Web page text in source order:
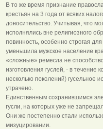
В то же время признание
крестьян на 3 года от всяких
доносительство. Учитывая, что
исполнялись вне религиозного
повинность, особенно строгая
уменьшила мужское население
«сложные» ремесла не
изготовления гуслей, - в течение
несколько поколений) гусельное
утрачено.
Единственным сохранившимся
гусли, на которых уже не
Они же постепенно стали
мизуцировании.